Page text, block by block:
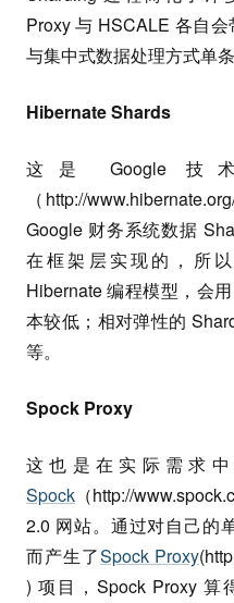
Proxy 与 HSCALE 各自
与集中式数据处理方式单
Hibernate Shards
这是 Google
（http://
Google 财务系统数据
在框架层实现的，所
Hibernate 编程模型，会
本较低；相对弹性的
等。
Spock Proxy
这也是在实际需求
Spock （http://
2.0 网站。通过对自己的
而产生了Spock Proxy
) 项目，Spock Proxy 算